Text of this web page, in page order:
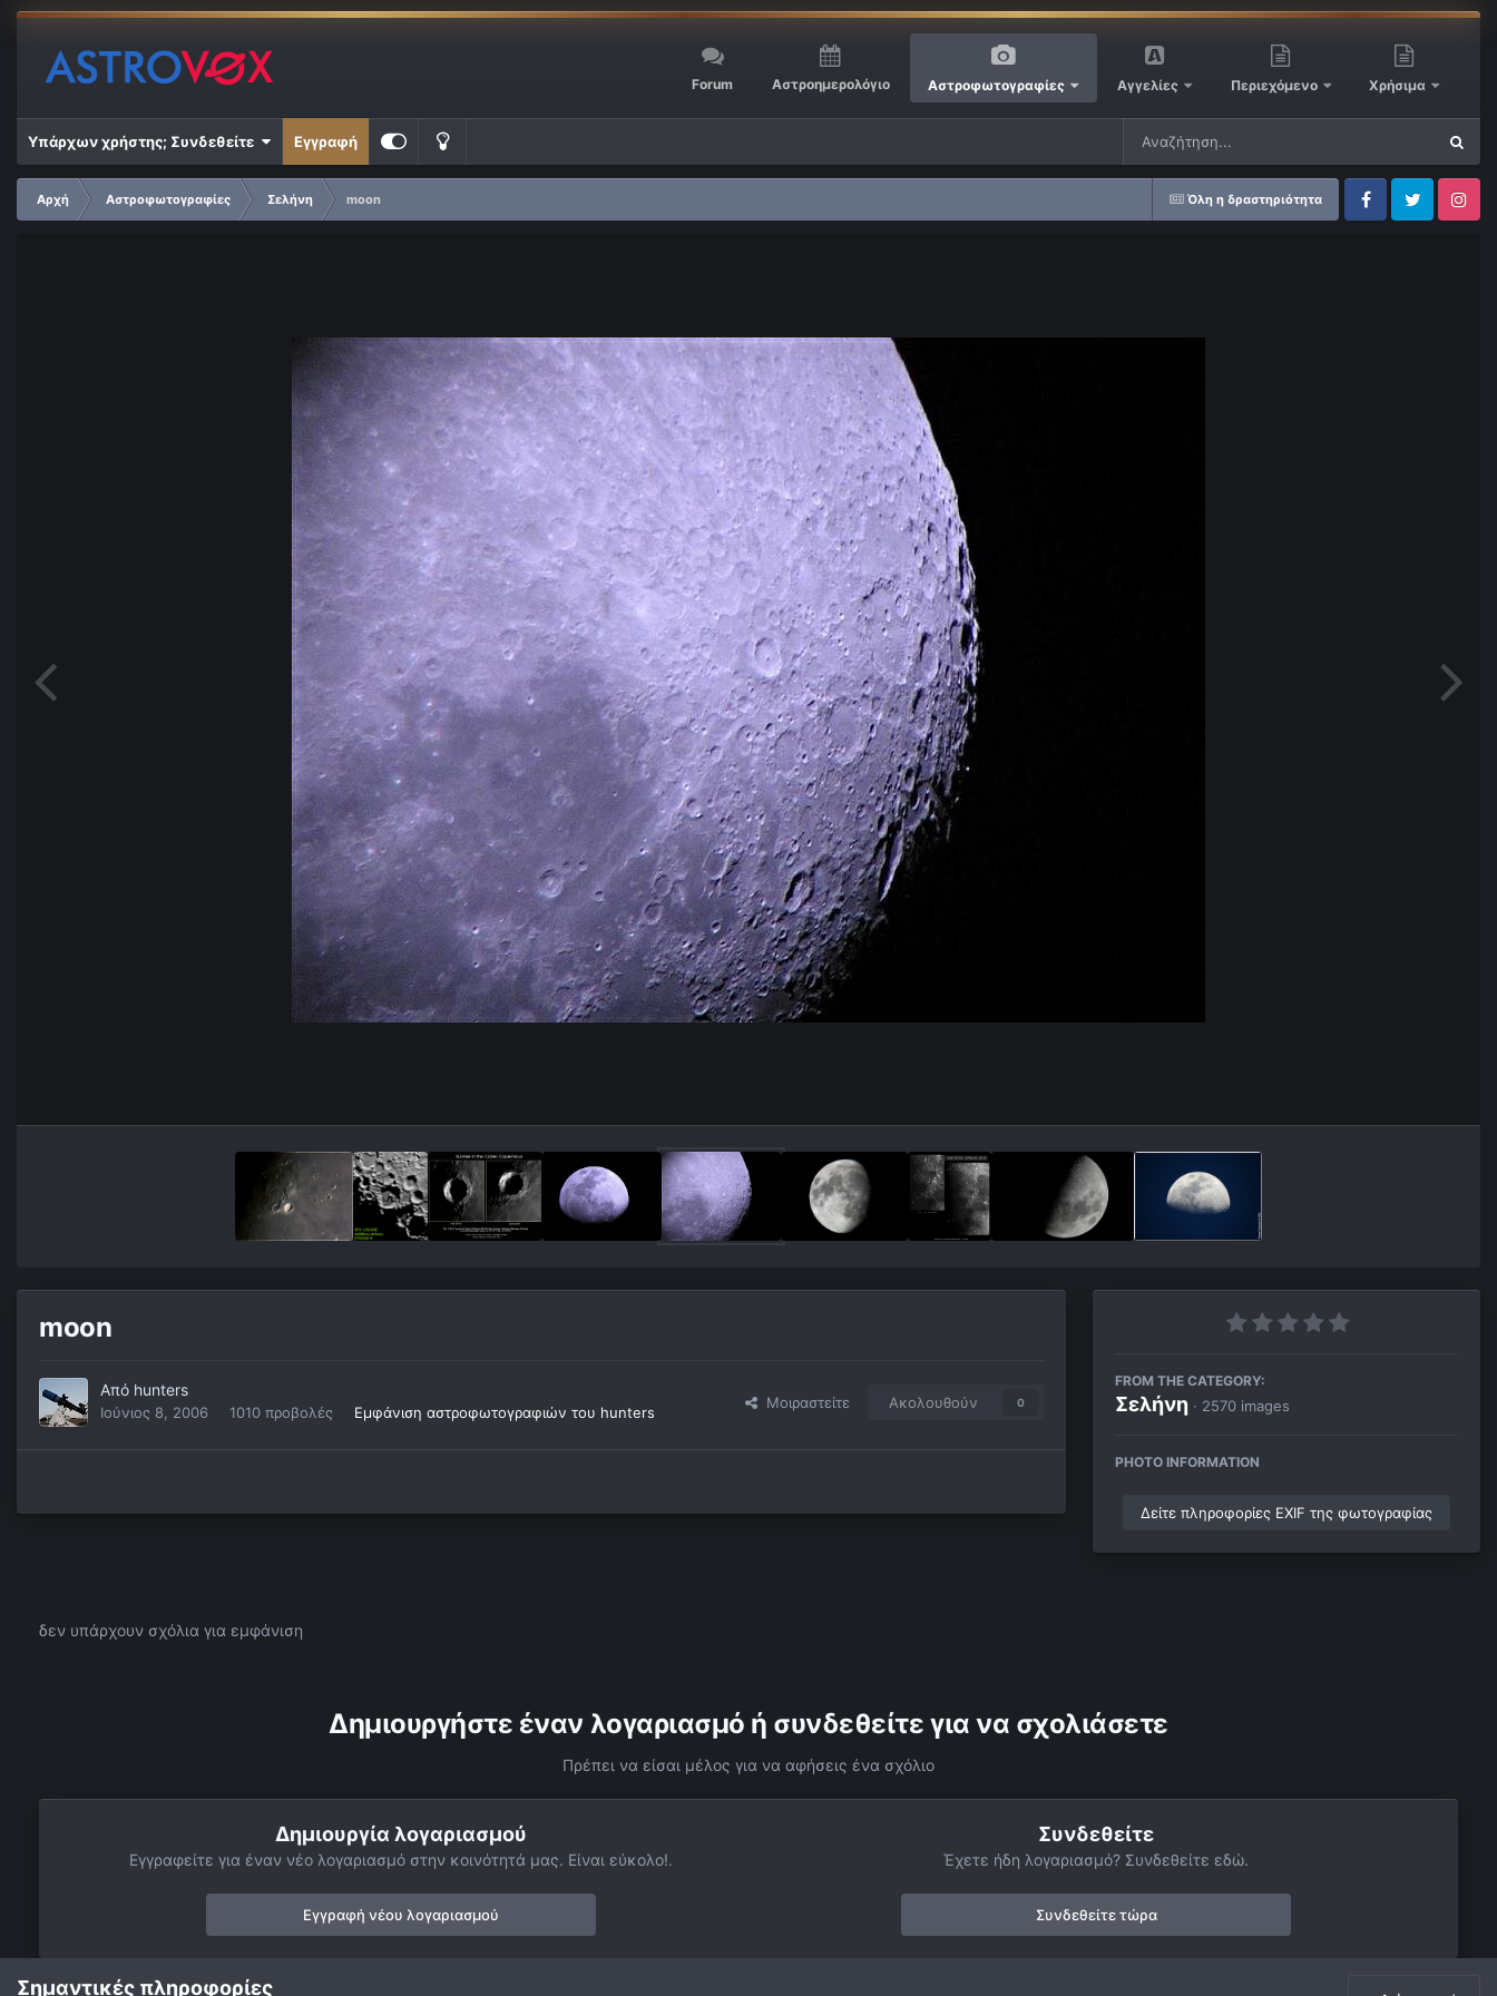
Forum Αστροημερολόγιο Αστροφωτογραφίες Αγγελίες Περιεχόμενο Χρήσιμα
Υπάρχων χρήστης; Συνδεθείτε Εγγραφή
Όλη η δραστηριότητα
Αρχή Αστροφωτογραφίες Σελήνη
moon
FacebookTwitter Instagram
moon
Από hunters
Ιούνιος 8, 2006 1010 προβολές Εμφάνιση αστροφωτογραφιών του hunters
Μοιραστείτε Ακολουθούν 0
FROM THE CATEGORY:
Σελήνη · 2570 images
PHOTO INFORMATION
Δείτε πληροφορίες EXIF της φωτογραφίας
δεν υπάρχουν σχόλια για εμφάνιση
Δημιουργήστε έναν λογαριασμό ή συνδεθείτε για να σχολιάσετε
Πρέπει να είσαι μέλος για να αφήσεις ένα σχόλιο
Δημιουργία λογαριασμού
Εγγραφείτε για έναν νέο λογαριασμό στην κοινότητά μας. Είναι εύκολο!.
Εγγραφή νέου λογαριασμού
Συνδεθείτε
Έχετε ήδη λογαριασμό? Συνδεθείτε εδώ.
Συνδεθείτε τώρα
Σημαντικές πληροφορίες